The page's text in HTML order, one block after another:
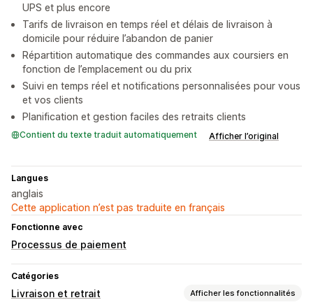
UPS et plus encore
Tarifs de livraison en temps réel et délais de livraison à
domicile pour réduire l’abandon de panier
Répartition automatique des commandes aux coursiers en
fonction de l’emplacement ou du prix
Suivi en temps réel et notifications personnalisées pour vous
et vos clients
Planification et gestion faciles des retraits clients
Contient du texte traduit automatiquement Afficher l’original
Langues
anglais
Cette application n’est pas traduite en français
Fonctionne avec
Processus de paiement
Catégories
Livraison et retrait Afficher les fonctionnalités